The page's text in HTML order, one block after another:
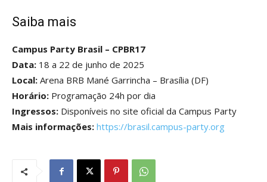
Saiba mais
Campus Party Brasil – CPBR17
Data: 18 a 22 de junho de 2025
Local: Arena BRB Mané Garrincha – Brasília (DF)
Horário: Programação 24h por dia
Ingressos: Disponíveis no site oficial da Campus Party
Mais informações: https://brasil.campus-party.org